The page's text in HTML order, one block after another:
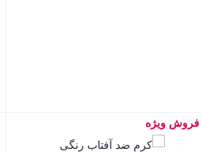
بستن
فروش ویژه